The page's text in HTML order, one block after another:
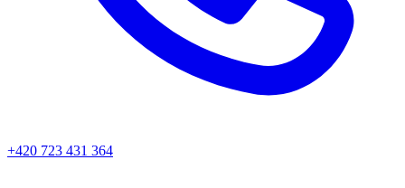
+420 723 431 364